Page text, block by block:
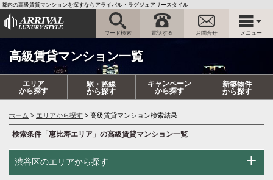
都内の高級賃貸マンションを探すならアライバル・ラグジュアリースタイル
ワード検索 電話する お問合せ メニュー
高級賃貸マンション一覧
エリア
から探す
駅・路線
から探す
キャンペーン
から探す
新築物件
から探す
ホーム エリアから探す 高級賃貸マンション検索結果
検索条件「恵比寿エリア」の高級賃貸マンション一覧
渋谷区のエリアから探す